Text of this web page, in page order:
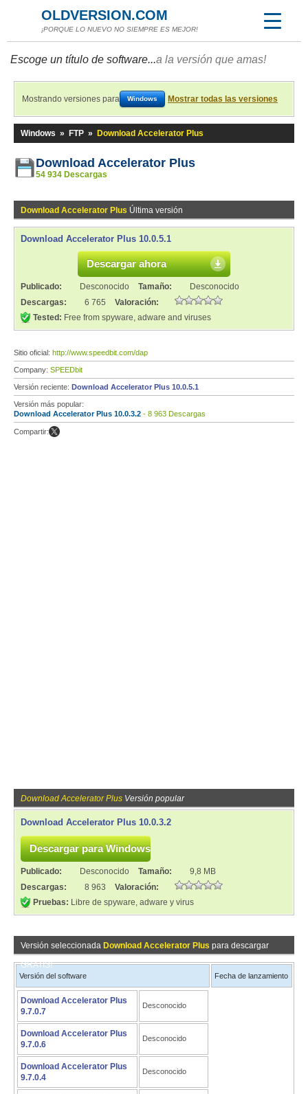
OLDVERSION.COM
¡PORQUE LO NUEVO NO SIEMPRE ES MEJOR!
Escoge un título de software...a la versión que amas!
Mostrando versiones para Windows Mostrar todas las versiones
Windows » FTP » Download Accelerator Plus
Download Accelerator Plus
54 934 Descargas
Download Accelerator Plus Última versión
Download Accelerator Plus 10.0.5.1
Descargar ahora
Publicado: Desconocido Tamaño:
Desconocido
Descargas:
6 765
Valoración:
Tested: Free from spyware, adware and viruses
Sitio oficial: http://www.speedbit.com/dap
Company: SPEEDbit
Versión reciente: Download Accelerator Plus 10.0.5.1
Versión más popular:
Download Accelerator Plus 10.0.3.2 - 8 963 Descargas
Compartir:
Download Accelerator Plus Versión popular
Download Accelerator Plus 10.0.3.2
Publicado: Desconocido Tamaño:
9,8 MB
Descargas:
8 963
Valoración:
Pruebas: Libre de spyware, adware y virus
Versión seleccionada Download Accelerator Plus para descargar
GRATIS!
Versión del software Fecha de lanzamiento
Download Accelerator Plus
9.7.0.7
Desconocido
Download Accelerator Plus
9.7.0.6
Desconocido
Download Accelerator Plus
9.7.0.4
Desconocido